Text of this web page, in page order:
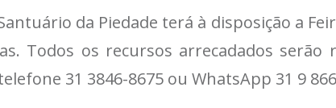
da Piedade terá à disposição a
Todos os recursos arrecadados serão
31 3846-8675 ou WhatsApp 31 9